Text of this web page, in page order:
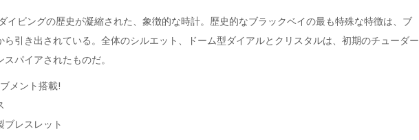
イビングの歴史が凝縮された、象徴的な時計。歴史的なブラックベイの最も特殊な特徴は、ブ
引き出されている。全体のシルエット、ドーム型ダイアルとクリスタルは、初期のチューダー
パイアされたものだ。
メント搭載!
レスレット